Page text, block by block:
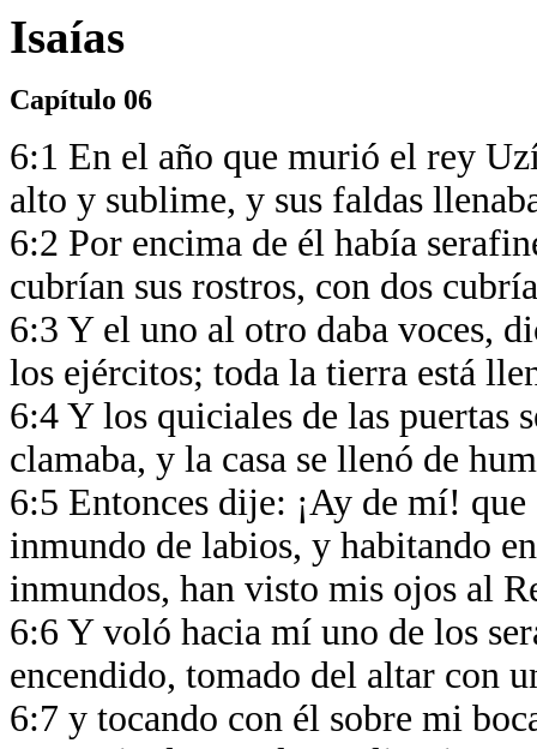
Isaías
Capítulo 06
6:1 En el año que murió el rey
alto y sublime, y sus faldas
6:2 Por encima de él había
cubrían sus rostros, con dos
6:3 Y el uno al otro daba voces,
los ejércitos; toda la tierra está
6:4 Y los quiciales de las puertas
clamaba, y la casa se llenó de
6:5 Entonces dije: ¡Ay de mí!
inmundo de labios, y habitando
inmundos, han visto mis ojos al
6:6 Y voló hacia mí uno de los
encendido, tomado del altar con
6:7 y tocando con él sobre mi